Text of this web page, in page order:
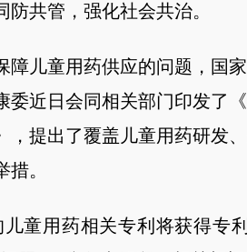
防共管，强化社会共治。
障儿童用药供应的问题，国
委近日会同相关部门印发了
，提出了覆盖儿童用药研发
。
儿童用药相关专利将获得专